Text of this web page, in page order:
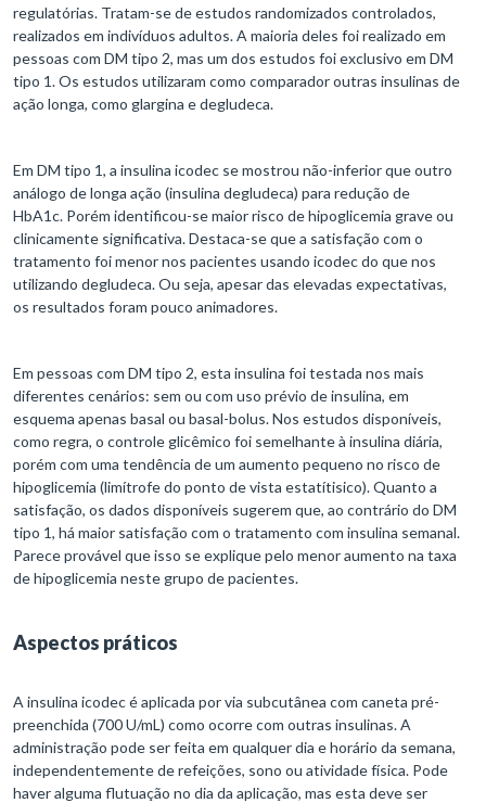
regulatórias. Tratam-se de estudos randomizados controlados,
realizados em indivíduos adultos. A maioria deles foi realizado em
pessoas com DM tipo 2, mas um dos estudos foi exclusivo em DM
tipo 1. Os estudos utilizaram como comparador outras insulinas de
ação longa, como glargina e degludeca.
Em DM tipo 1, a insulina icodec se mostrou não-inferior que outro
análogo de longa ação (insulina degludeca) para redução de
HbA1c. Porém identificou-se maior risco de hipoglicemia grave ou
clinicamente significativa. Destaca-se que a satisfação com o
tratamento foi menor nos pacientes usando icodec do que nos
utilizando degludeca. Ou seja, apesar das elevadas expectativas,
os resultados foram pouco animadores.
Em pessoas com DM tipo 2, esta insulina foi testada nos mais
diferentes cenários: sem ou com uso prévio de insulina, em
esquema apenas basal ou basal-bolus. Nos estudos disponíveis,
como regra, o controle glicêmico foi semelhante à insulina diária,
porém com uma tendência de um aumento pequeno no risco de
hipoglicemia (limítrofe do ponto de vista estatítisico). Quanto a
satisfação, os dados disponíveis sugerem que, ao contrário do DM
tipo 1, há maior satisfação com o tratamento com insulina semanal.
Parece provável que isso se explique pelo menor aumento na taxa
de hipoglicemia neste grupo de pacientes.
Aspectos práticos
A insulina icodec é aplicada por via subcutânea com caneta pré-
preenchida (700 U/mL) como ocorre com outras insulinas. A
administração pode ser feita em qualquer dia e horário da semana,
independentemente de refeições, sono ou atividade física. Pode
haver alguma flutuação no dia da aplicação, mas esta deve ser